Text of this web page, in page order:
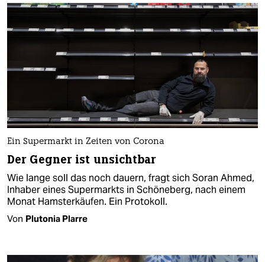
Ein Supermarkt in Zeiten von Corona
Der Gegner ist unsichtbar
Wie lange soll das noch dauern, fragt sich Soran Ahmed,
Inhaber eines Supermarkts in Schöneberg, nach einem
Monat Hamsterkäufen. Ein Protokoll.
Von Plutonia Plarre